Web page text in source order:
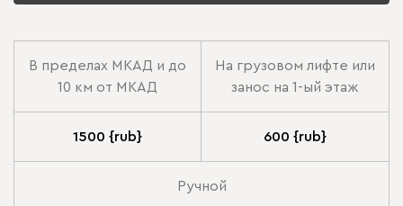
В пределах МКАД и до
10 км от МКАД
На грузовом лифте или
занос на 1-ый этаж
1500 {rub} 600 {rub}
Ручной